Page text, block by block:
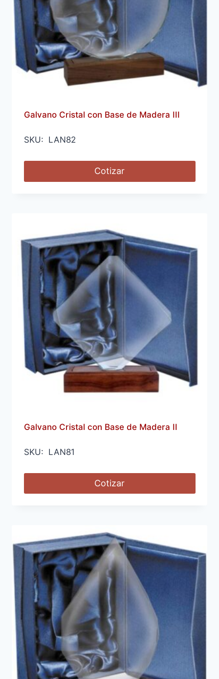
Galvano Cristal con Base de Madera III
SKU: LAN82
Cotizar
Galvano Cristal con Base de Madera II
SKU: LAN81
Cotizar